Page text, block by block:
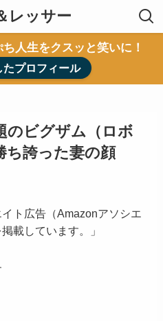
レッサー
人生をクスッと笑いに！
たプロフィール
のビグザム（ロボ
ち誇った妻の顔
イト広告（Amazonアソシエ
載しています。」